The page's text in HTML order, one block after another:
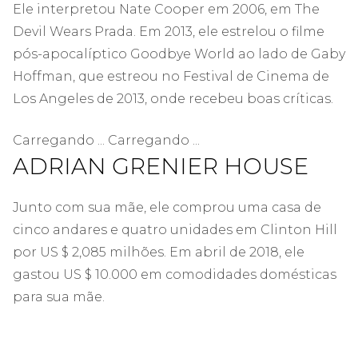
Ele interpretou Nate Cooper em 2006, em The
Devil Wears Prada. Em 2013, ele estrelou o filme
pós-apocalíptico Goodbye World ao lado de Gaby
Hoffman, que estreou no Festival de Cinema de
Los Angeles de 2013, onde recebeu boas críticas.
Carregando ... Carregando ...
ADRIAN GRENIER HOUSE
Junto com sua mãe, ele comprou uma casa de
cinco andares e quatro unidades em Clinton Hill
por US $ 2,085 milhões. Em abril de 2018, ele
gastou US $ 10.000 em comodidades domésticas
para sua mãe.